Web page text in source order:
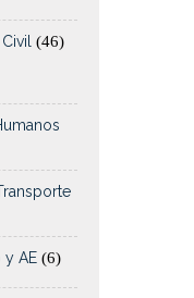
(46)
y AE (6)